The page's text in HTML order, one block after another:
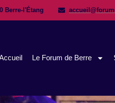
Berre-l'Étang
Le Forum de Berre